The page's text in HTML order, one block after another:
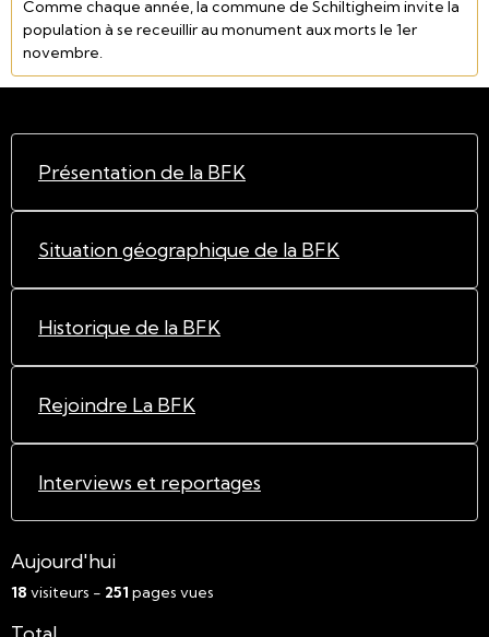
Comme chaque année, la commune de Schiltigheim invite la
population à se receuillir au monument aux morts le 1er
novembre.
Présentation de la BFK
Situation géographique de la BFK
Historique de la BFK
Rejoindre La BFK
Interviews et reportages
Aujourd'hui
18 visiteurs - 251 pages vues